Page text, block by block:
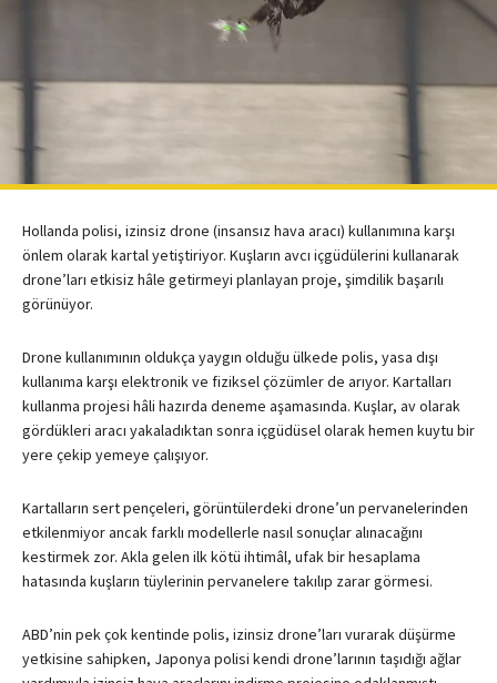
Hollanda polisi, izinsiz drone (insansız hava aracı) kullanımına karşı
önlem olarak kartal yetiştiriyor. Kuşların avcı içgüdülerini kullanarak
drone’ları etkisiz hâle getirmeyi planlayan proje, şimdilik başarılı
görünüyor.
Drone kullanımının oldukça yaygın olduğu ülkede polis, yasa dışı
kullanıma karşı elektronik ve fiziksel çözümler de arıyor. Kartalları
kullanma projesi hâli hazırda deneme aşamasında. Kuşlar, av olarak
gördükleri aracı yakaladıktan sonra içgüdüsel olarak hemen kuytu bir
yere çekip yemeye çalışıyor.
Kartalların sert pençeleri, görüntülerdeki drone’un pervanelerinden
etkilenmiyor ancak farklı modellerle nasıl sonuçlar alınacağını
kestirmek zor. Akla gelen ilk kötü ihtimâl, ufak bir hesaplama
hatasında kuşların tüylerinin pervanelere takılıp zarar görmesi.
ABD’nin pek çok kentinde polis, izinsiz drone’ları vurarak düşürme
yetkisine sahipken, Japonya polisi kendi drone’larının taşıdığı ağlar